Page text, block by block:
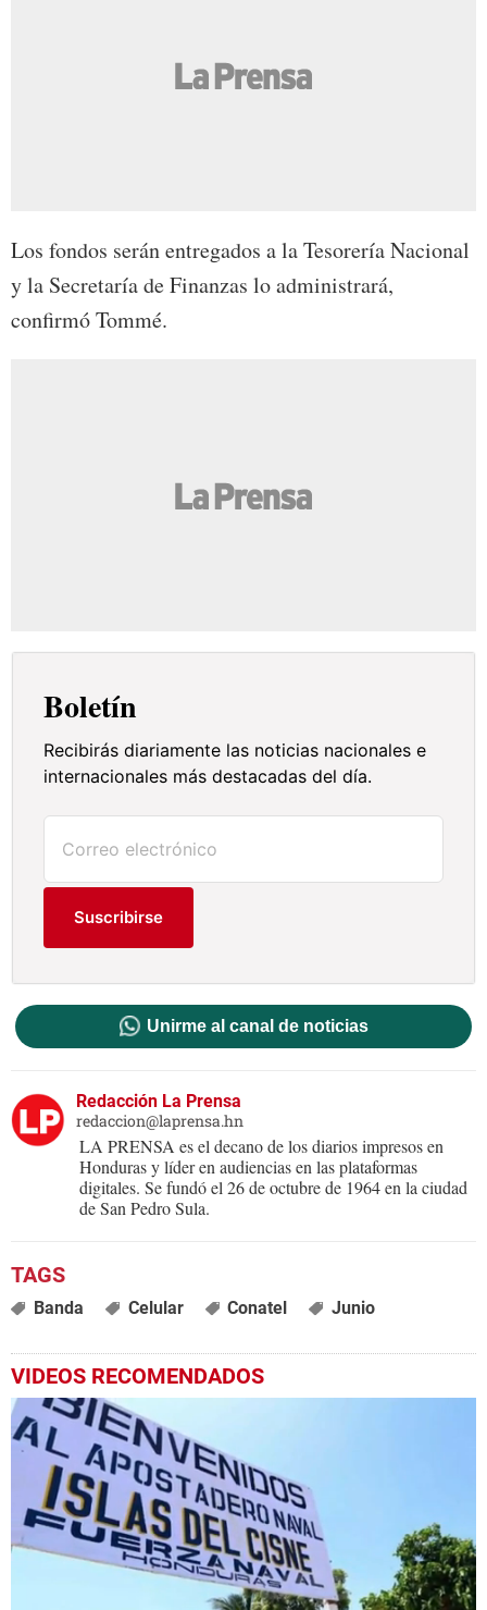
Los fondos serán entregados a la Tesorería Nacional
y la Secretaría de Finanzas lo administrará,
confirmó Tommé.
Boletín
Recibirás diariamente las noticias nacionales e
internacionales más destacadas del día.
Suscribirse
Unirme al canal de noticias
Redacción La Prensa
redaccion@laprensa.hn
LA PRENSA es el decano de los diarios impresos en
Honduras y líder en audiencias en las plataformas
digitales. Se fundó el 26 de octubre de 1964 en la ciudad
de San Pedro Sula.
Banda Celular Conatel Junio
VIDEOS RECOMENDADOS